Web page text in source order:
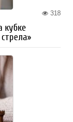
318
кубке